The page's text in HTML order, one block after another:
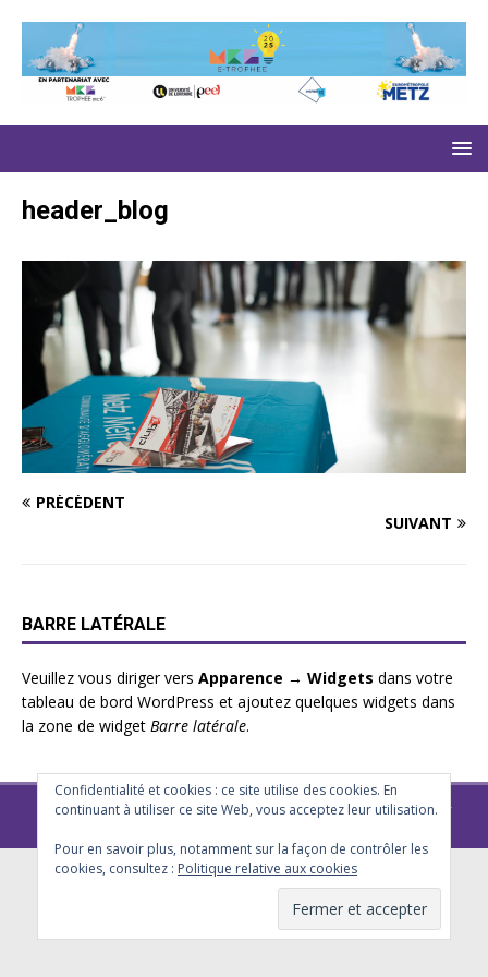
header_blog
PRÉCÉDENT
SUIVANT
BARRE LATÉRALE
Veuillez vous diriger vers Apparence → Widgets dans votre
tableau de bord WordPress et ajoutez quelques widgets dans
la zone de widget Barre latérale.
Club Metz Eurométropole 2025 - Tous droits réservés -Règlement
-
Confidentialité et cookies : ce site utilise des cookies. En
continuant à utiliser ce site Web, vous acceptez leur utilisation.
Pour en savoir plus, notamment sur la façon de contrôler les
cookies, consultez : Politique relative aux cookies